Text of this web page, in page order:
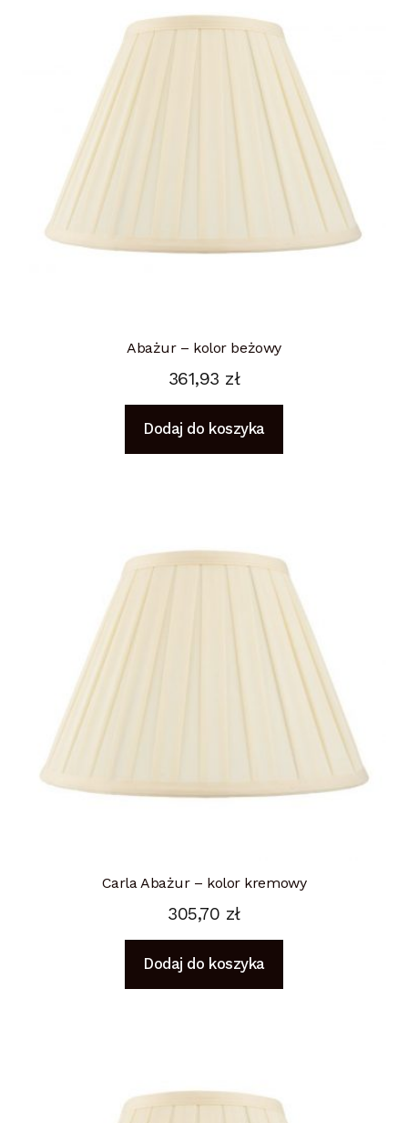
Abażur – kolor beżowy
361,93 zł
Dodaj do koszyka
Carla Abażur – kolor kremowy
305,70 zł
Dodaj do koszyka